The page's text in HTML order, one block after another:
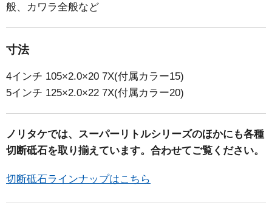
般、カワラ全般など
寸法
4インチ 105×2.0×20 7X(付属カラー15)
5インチ 125×2.0×22 7X(付属カラー20)
ノリタケでは、スーパーリトルシリーズのほかにも各種
切断砥石を取り揃えています。合わせてご覧ください。
切断砥石ラインナップはこちら